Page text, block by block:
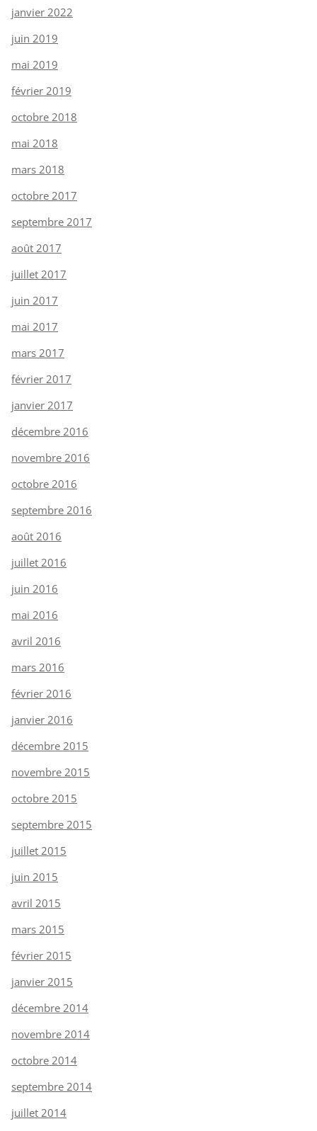
janvier 2022
juin 2019
mai 2019
février 2019
octobre 2018
mai 2018
mars 2018
octobre 2017
septembre 2017
août 2017
juillet 2017
juin 2017
mai 2017
mars 2017
février 2017
janvier 2017
décembre 2016
novembre 2016
octobre 2016
septembre 2016
août 2016
juillet 2016
juin 2016
mai 2016
avril 2016
mars 2016
février 2016
janvier 2016
décembre 2015
novembre 2015
octobre 2015
septembre 2015
juillet 2015
juin 2015
avril 2015
mars 2015
février 2015
janvier 2015
décembre 2014
novembre 2014
octobre 2014
septembre 2014
juillet 2014